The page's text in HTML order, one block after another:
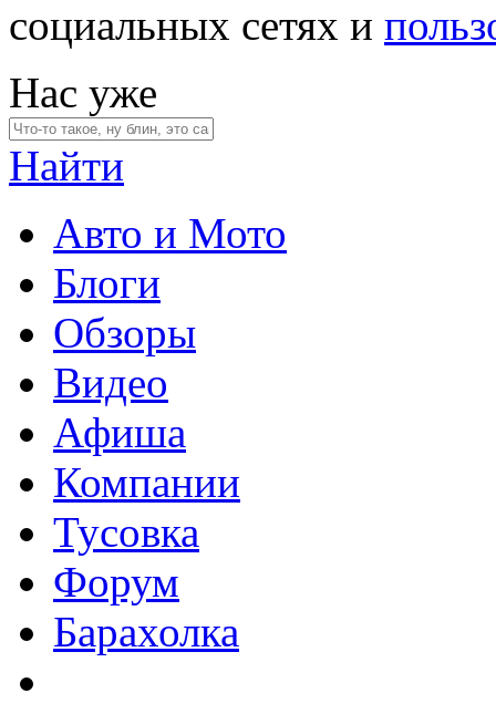
социальных сетях и
Нас уже
Найти
Авто и Мото
Блоги
Обзоры
Видео
Афиша
Компании
Тусовка
Форум
Барахолка